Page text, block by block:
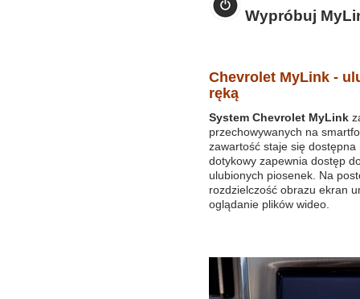
Wypróbuj
Chevrolet MyLink -
ręką
System Chevrolet MyLink
przechowywanych na
zawartość staje się
dotykowy zapewnia dostęp
ulubionych piosenek. Na
rozdzielczość obrazu ekran
oglądanie plików wideo.